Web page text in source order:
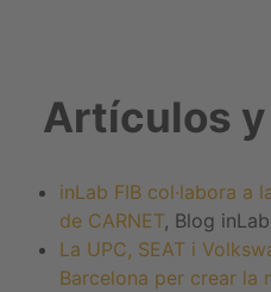
Artículos y
inLab FIB col·labora a
de CARNET, Blog
La UPC, SEAT i
Barcelona per crear la